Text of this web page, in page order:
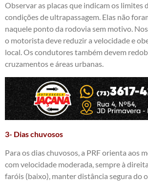
Observar as placas que indicam os limites
condições de ultrapassagem. Elas não
naquele ponto da rodovia sem motivo.
o motorista deve reduzir a velocidade e
local. Os condutores também devem
cruzamentos e áreas urbanas.
3- Dias chuvosos
Para os dias chuvosos, a PRF orienta aos
com velocidade moderada, sempre à
faróis (baixo), manter distância segura do